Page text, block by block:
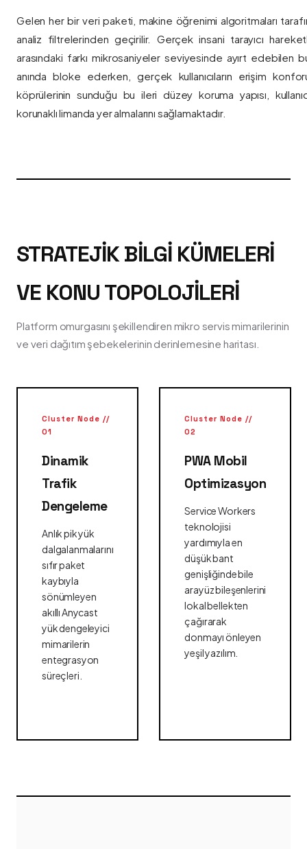
Gelen her bir veri paketi, makine öğrenimi algoritmaları
analiz filtrelerinden geçirilir. Gerçek insani tarayıcı
arasındaki farkı mikrosaniyeler seviyesinde ayırt edebilen
anında bloke ederken, gerçek kullanıcıların erişim
köprülerinin sunduğu bu ileri düzey koruma yapısı,
korunaklı limanda yer almalarını sağlamaktadır.
STRATEJIK BILGI KÜMELERI
VE KONU TOPOLOJILERI
Platform omurgasını şekillendiren mikro servis mimarilerinin
ve veri dağıtım şebekelerinin derinlemesine haritası.
Cluster Node //
01
Dinamik
Trafik
Dengeleme
Anlık pik yük
dalgalanmalarını
sıfır paket
kaybıyla
sönümleyen
akıllı Anycast
yük dengeleyici
mimarilerin
entegrasyon
süreçleri.
Cluster Node //
02
PWA Mobil
Optimizasyon
Service Workers
teknolojisi
yardımıyla en
düşük bant
genişliğinde bile
arayüz bileşenlerini
lokal bellekten
çağırarak
donmayı önleyen
yeşil yazılım.